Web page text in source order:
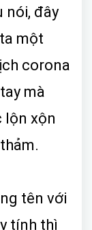
nói, đây
một
corona
mà
lộn xộn
tên với
tính thì